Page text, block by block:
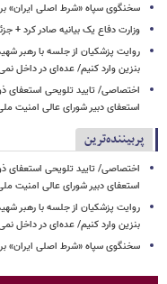
سخنگوی سپاه «شرط اصلی ایران»
وزارت دفاع یک بیانیه صادر کرد +
روایت پزشکیان از جلسه با رهبر
بنزین وارد کنیم/ عده‌ای در داخل
اختصاصی/ تایید تلویحی استعفای
استعفای دبیر شورای عالی امنیت
پربیننده‌ترین
اختصاصی/ تایید تلویحی استعفای
استعفای دبیر شورای عالی امنیت
روایت پزشکیان از جلسه با رهبر
بنزین وارد کنیم/ عده‌ای در داخل
سخنگوی سپاه «شرط اصلی ایران»